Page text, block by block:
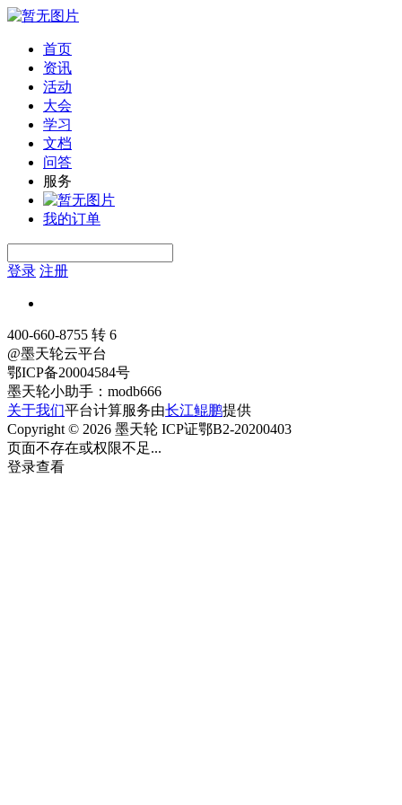
首页
资讯
活动
大会
学习
文档
问答
服务
我的订单
登录 注册
400-660-8755 转 6
@墨天轮云平台
鄂ICP备20004584号
墨天轮小助手：modb666
关于我们平台计算服务由长江鲲鹏提供
Copyright © 2026 墨天轮 ICP证鄂B2-20200403
页面不存在或权限不足...
登录查看